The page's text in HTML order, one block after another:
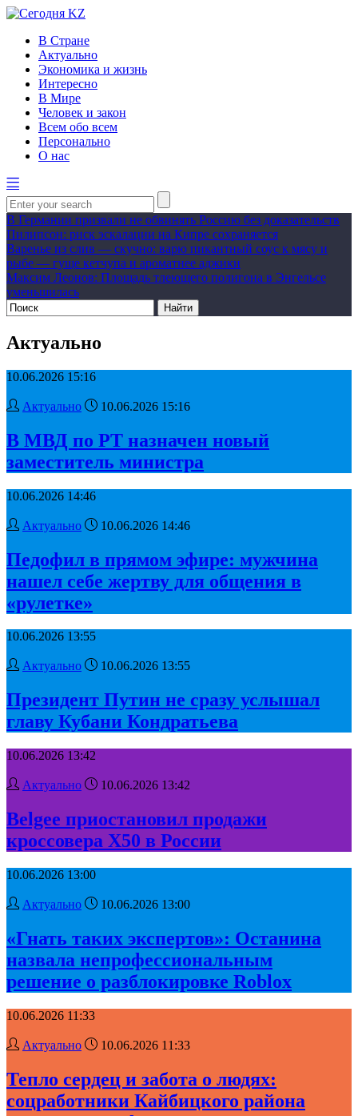
В Стране
Актуально
Экономика и жизнь
Интересно
В Мире
Человек и закон
Всем обо всем
Персонально
О нас
В Германии призвали не обвинять Россию без доказательств
Пилипсон: риск эскалации на Кипре сохраняется
Варенье из слив — скучно: варю пикантный соус к мясу и
рыбе — гуще кетчупа и ароматнее аджики
Максим Леонов: Площадь тлеющего полигона в Энгельсе
уменьшилась
Актуально
10.06.2026 15:16
Актуально 10.06.2026 15:16
В МВД по РТ назначен новый
заместитель министра
10.06.2026 14:46
Актуально 10.06.2026 14:46
Педофил в прямом эфире: мужчина
нашел себе жертву для общения в
«рулетке»
10.06.2026 13:55
Актуально 10.06.2026 13:55
Президент Путин не сразу услышал
главу Кубани Кондратьева
10.06.2026 13:42
Актуально 10.06.2026 13:42
Belgee приостановил продажи
кроссовера X50 в России
10.06.2026 13:00
Актуально 10.06.2026 13:00
«Гнать таких экспертов»: Останина
назвала непрофессиональным
решение о разблокировке Roblox
10.06.2026 11:33
Актуально 10.06.2026 11:33
Тепло сердец и забота о людях:
соцработники Кайбицкого района